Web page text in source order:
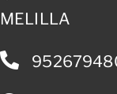
MELILLA